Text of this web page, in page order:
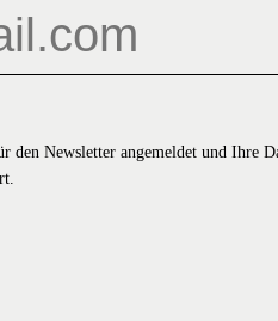
den Newsletter angemeldet und Ihre